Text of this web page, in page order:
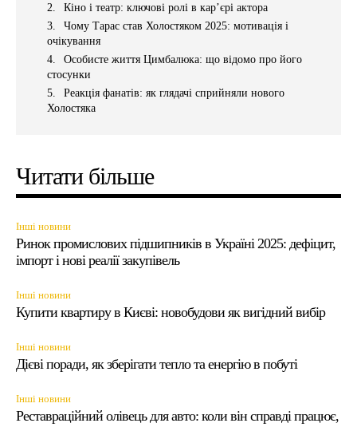
Кіно і театр: ключові ролі в кар’єрі актора
Чому Тарас став Холостяком 2025: мотивація і
очікування
Особисте життя Цимбалюка: що відомо про його
стосунки
Реакція фанатів: як глядачі сприйняли нового
Холостяка
Читати більше
Інші новини
Ринок промислових підшипників в Україні 2025: дефіцит,
імпорт і нові реалії закупівель
Інші новини
Купити квартиру в Києві: новобудови як вигідний вибір
Інші новини
Дієві поради, як зберігати тепло та енергію в побуті
Інші новини
Реставраційний олівець для авто: коли він справді працює,